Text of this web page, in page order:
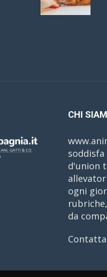
CHI
d'union
ogni
da